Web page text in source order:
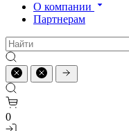
О компании
Партнерам
0